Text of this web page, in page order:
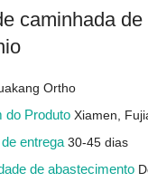
caminhada
Ortho
do ProdutoXiamen,
entrega30-45 dias
de abastecimento